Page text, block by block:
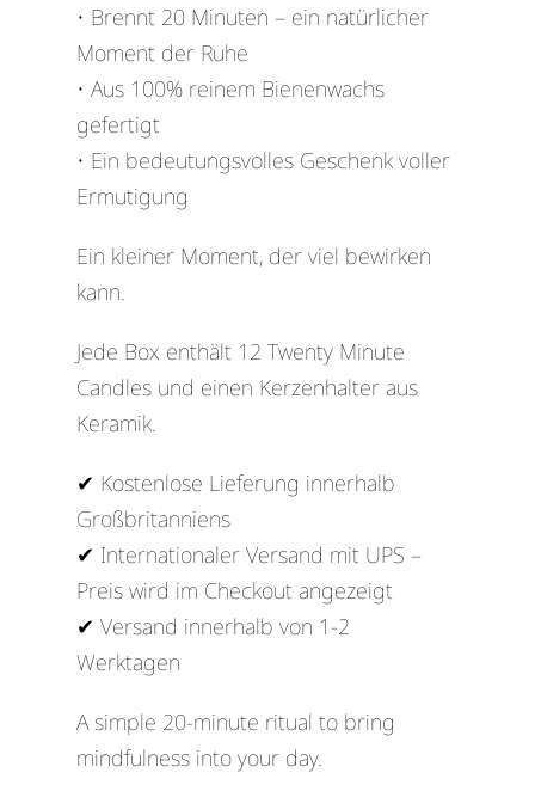
• Brennt 20 Minuten – ein natürlicher
Moment der Ruhe
• Aus 100% reinem Bienenwachs
gefertigt
• Ein bedeutungsvolles Geschenk voller
Ermutigung
Ein kleiner Moment, der viel bewirken
kann.
Jede Box enthält 12 Twenty Minute
Candles und einen Kerzenhalter aus
Keramik.
✔ Kostenlose Lieferung innerhalb
Großbritanniens
✔ Internationaler Versand mit UPS –
Preis wird im Checkout angezeigt
✔ Versand innerhalb von 1-2
Werktagen
A simple 20-minute ritual to bring
mindfulness into your day.